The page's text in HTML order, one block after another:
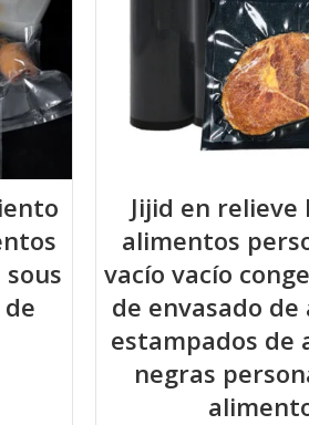
Jijid en relieve
alimentos
vacío vacío
de envasado
estampados de
negras